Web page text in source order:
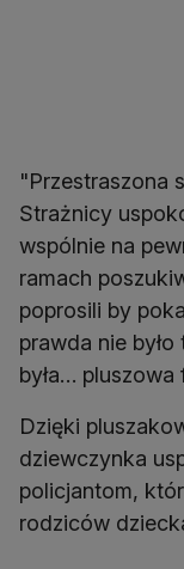
"Przestraszona
Strażnicy
wspólnie na
ramach
poprosili by
prawda nie
była…
Dzięki
dziewczynka
policjantom,
rodziców